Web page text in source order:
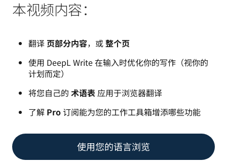
本视频内容：
翻译 页部分内容，或整个页
使用 DeepL Write 在输入时优化你的写作（视你的
计划而定）
将您自己的 术语表 应用于浏览器翻译
了解 Pro订阅能为您的工作工具箱增添哪些功能
使用您的语言浏览